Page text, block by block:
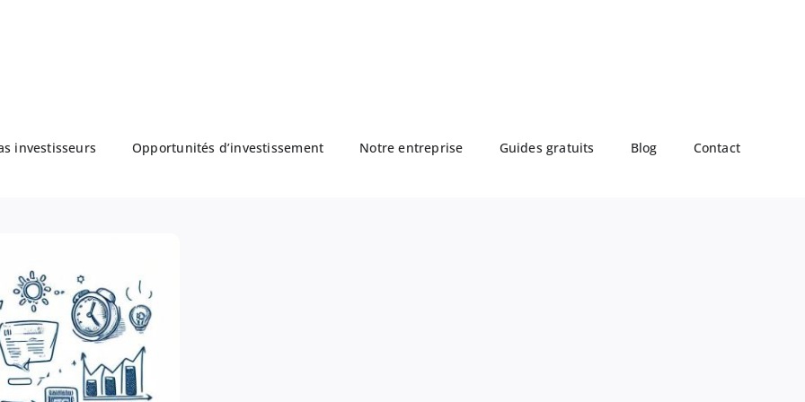
investisseurs Opportunités d’investissement Notre entreprise Guides gratuits Blog Contact